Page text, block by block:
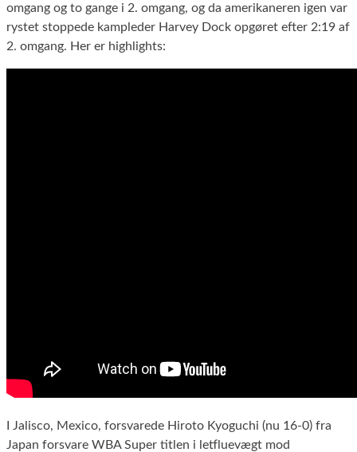
omgang og to gange i 2. omgang, og da amerikaneren igen var
rystet stoppede kampleder Harvey Dock opgøret efter 2:19 af
2. omgang. Her er highlights:
I Jalisco, Mexico, forsvarede Hiroto Kyoguchi (nu 16-0) fra
Japan forsvare WBA Super titlen i letfluevægt mod